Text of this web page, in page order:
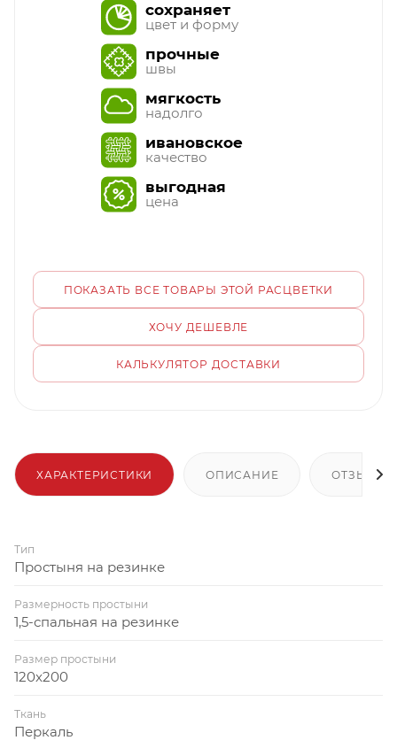
сохраняет
цвет и форму
прочные
швы
мягкость
надолго
ивановское
качество
выгодная
цена
ПОКАЗАТЬ ВСЕ ТОВАРЫ ЭТОЙ РАСЦВЕТКИ
ХОЧУ ДЕШЕВЛЕ
КАЛЬКУЛЯТОР ДОСТАВКИ
ХАРАКТЕРИСТИКИ ОПИСАНИЕ ОТЗЫВЫ
Тип
Простыня на резинке
Размерность простыни
1,5-спальная на резинке
Размер простыни
120x200
Ткань
Перкаль